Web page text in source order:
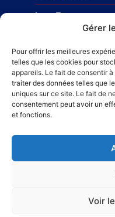
Gérer
Pour offrir les meilleures
telles que les cookies pour
appareils. Le fait de consentir
traiter des données telles que
uniques sur ce site. Le fait de
consentement peut avoir un
et fonctions.
Voir
Isea France
Profils-systemes
Réseau